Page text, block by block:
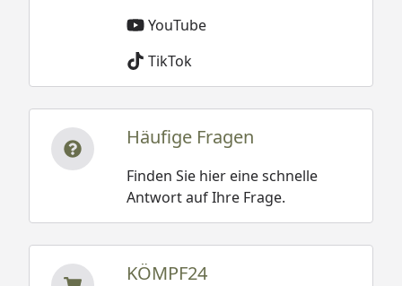
YouTube
TikTok
Häufige Fragen
Finden Sie hier eine schnelle
Antwort auf Ihre Frage.
KÖMPF24